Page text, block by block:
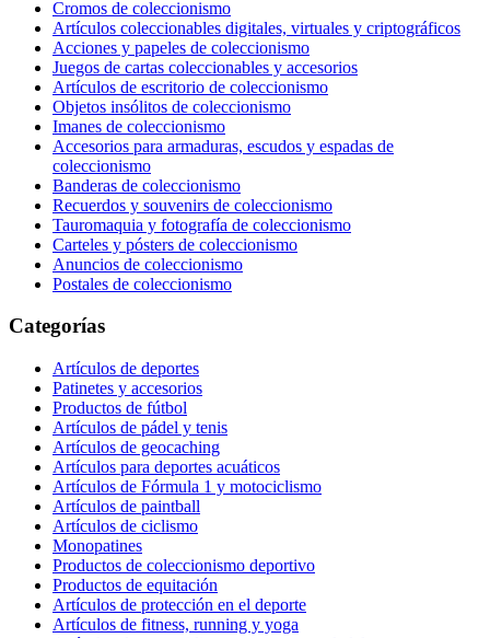
Cromos de coleccionismo
Artículos coleccionables digitales, virtuales y criptográficos
Acciones y papeles de coleccionismo
Juegos de cartas coleccionables y accesorios
Artículos de escritorio de coleccionismo
Objetos insólitos de coleccionismo
Imanes de coleccionismo
Accesorios para armaduras, escudos y espadas de
coleccionismo
Banderas de coleccionismo
Recuerdos y souvenirs de coleccionismo
Tauromaquia y fotografía de coleccionismo
Carteles y pósters de coleccionismo
Anuncios de coleccionismo
Postales de coleccionismo
Categorías
Artículos de deportes
Patinetes y accesorios
Productos de fútbol
Artículos de pádel y tenis
Artículos de geocaching
Artículos para deportes acuáticos
Artículos de Fórmula 1 y motociclismo
Artículos de paintball
Artículos de ciclismo
Monopatines
Productos de coleccionismo deportivo
Productos de equitación
Artículos de protección en el deporte
Artículos de fitness, running y yoga